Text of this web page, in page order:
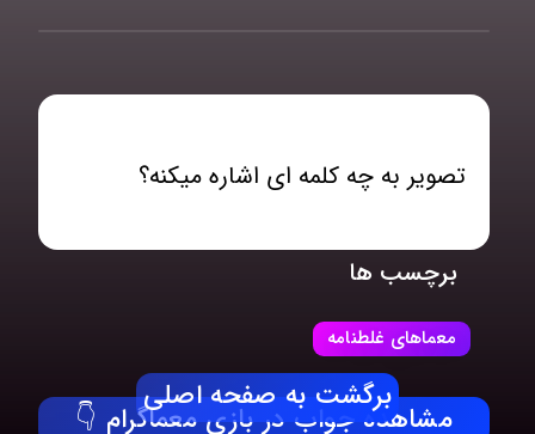
تصویر به چه کلمه ای اشاره میکنه؟
برچسب ها
معماهای غلطنامه
مشاهده جواب در بازی معماگرام 👇
برگشت به صفحه اصلی